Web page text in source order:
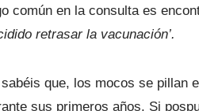
común en la consulta es
retrasar la vacunación’.
que, los mocos se pillan
sus primeros años. Si